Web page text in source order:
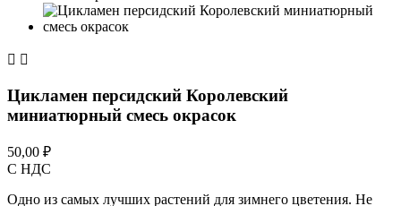
 
Цикламен персидский Королевский
миниатюрный смесь окрасок
50,00 ₽
С НДС
Одно из самых лучших растений для зимнего цветения. Не